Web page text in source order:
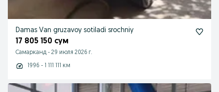
Damas Van gruzavoy sotiladi srochniy
17 805 150 сум
Самарканд - 29 июля 2026 г.
1996 - 1 111 111 км